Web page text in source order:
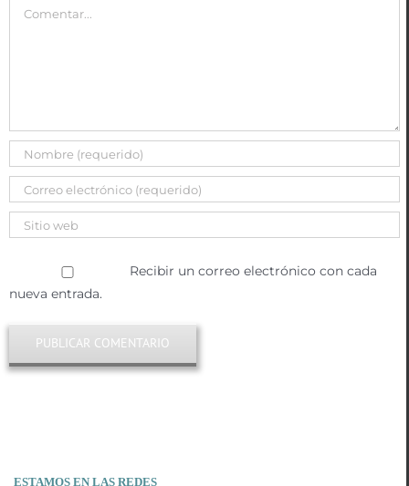
Recibir un correo electrónico con cada
nueva entrada.
ESTAMOS EN LAS REDES